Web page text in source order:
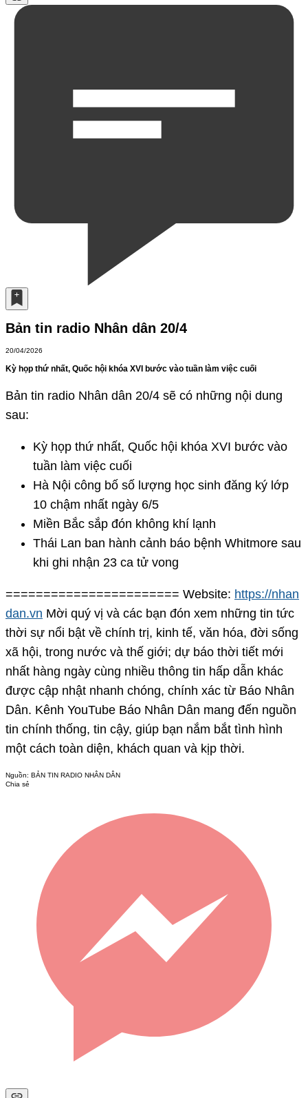
Bản tin radio Nhân dân 20/4
20/04/2026
Kỳ họp thứ nhất, Quốc hội khóa XVI bước vào tuần làm việc cuối
Bản tin radio Nhân dân 20/4 sẽ có những nội dung
sau:
Kỳ họp thứ nhất, Quốc hội khóa XVI bước vào
tuần làm việc cuối
Hà Nội công bố số lượng học sinh đăng ký lớp
10 chậm nhất ngày 6/5
Miền Bắc sắp đón không khí lạnh
Thái Lan ban hành cảnh báo bệnh Whitmore sau
khi ghi nhận 23 ca tử vong
======================= Website: https://nhan
dan.vn Mời quý vị và các bạn đón xem những tin tức
thời sự nổi bật về chính trị, kinh tế, văn hóa, đời sống
xã hội, trong nước và thế giới; dự báo thời tiết mới
nhất hàng ngày cùng nhiều thông tin hấp dẫn khác
được cập nhật nhanh chóng, chính xác từ Báo Nhân
Dân. Kênh YouTube Báo Nhân Dân mang đến nguồn
tin chính thống, tin cậy, giúp bạn nắm bắt tình hình
một cách toàn diện, khách quan và kịp thời.
Nguồn: BẢN TIN RADIO NHÂN DÂN
Chia sẻ